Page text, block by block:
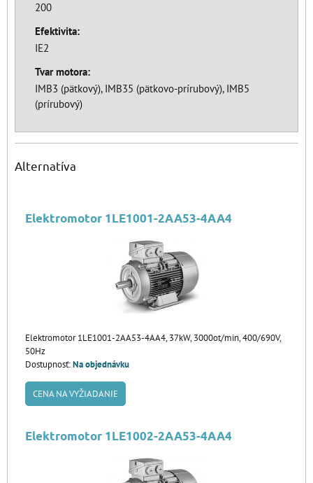
200
Efektivita:
IE2
Tvar motora:
IMB3 (pätkový), IMB35 (pätkovo-prírubový), IMB5
(prírubový)
Alternatíva
Elektromotor 1LE1001-2AA53-4AA4
Elektromotor 1LE1001-2AA53-4AA4, 37kW, 3000ot/min, 400/690V,
50Hz
Dostupnosť:Na objednávku
CENA NA VYŽIADANIE
Elektromotor 1LE1002-2AA53-4AA4